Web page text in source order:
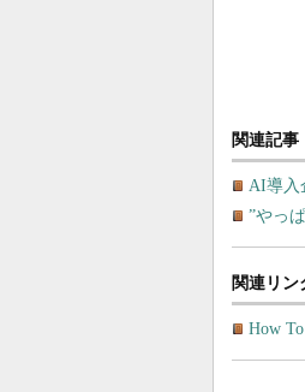
関連記事
AI導入
”やっ
関連リン
How